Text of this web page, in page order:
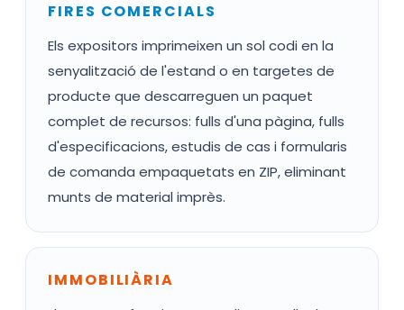
FIRES COMERCIALS
Els expositors imprimeixen un sol codi en la
senyalització de l'estand o en targetes de
producte que descarreguen un paquet
complet de recursos: fulls d'una pàgina, fulls
d'especificacions, estudis de cas i formularis
de comanda empaquetats en ZIP, eliminant
munts de material imprès.
IMMOBILIÀRIA